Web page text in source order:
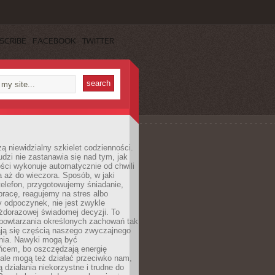
FACEBOOK TWITTER
niewidzialny szkielet codzienności.
nie zastanawia się nad tym, jak
wykonuje automatycznie od chwili
aż do wieczora. Sposób, w jaki
przygotowujemy śniadanie,
reagujemy na stres albo
odpoczynek, nie jest zwykle
świadomej decyzji. To
określonych zachowań tak
się częścią naszego zwyczajnego
Nawyki mogą być
bo oszczędzają energię
mogą też działać przeciwko nam,
działania niekorzystne i trudne do